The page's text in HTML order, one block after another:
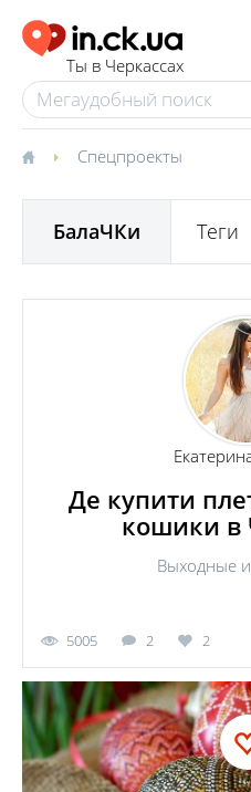
Ты в Черкассах
Спецпроекты
БалаЧКи Теги
Де купити
кошики в
Выходные
5005 2 2